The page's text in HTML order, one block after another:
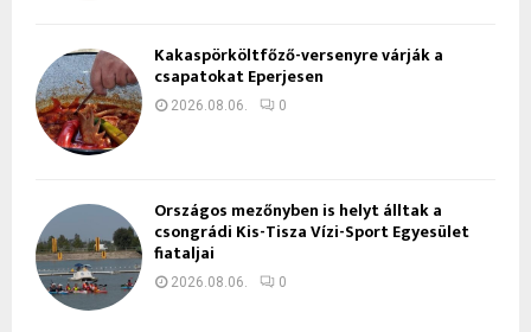
Kakaspörköltfőző-versenyre várják a
csapatokat Eperjesen
2026.08.06. 0
Országos mezőnyben is helyt álltak a
csongrádi Kis-Tisza Vízi-Sport Egyesület
fiataljai
2026.08.06. 0